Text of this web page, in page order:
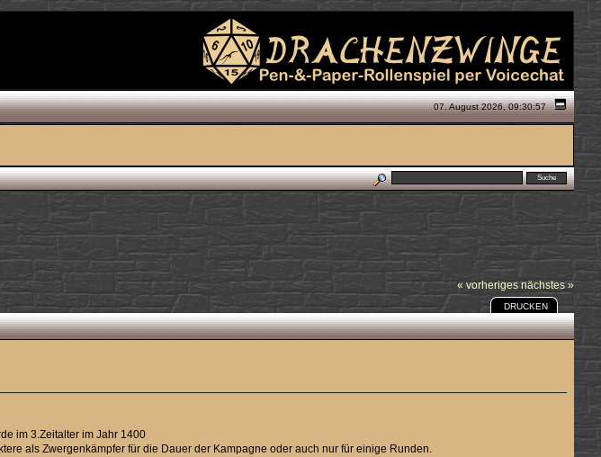
07. August 2026, 09:30:57
« vorheriges nächstes »
DRUCKEN
im 3.Zeitalter im Jahr 1400
als Zwergenkämpfer für die Dauer der Kampagne oder auch nur für einige Runden.